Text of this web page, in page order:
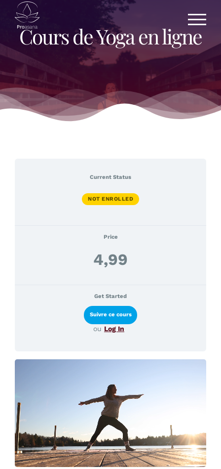
contentCours de Yoga en ligne
Current Status
NOT ENROLLED
Price
4,99
Get Started
ou Log In